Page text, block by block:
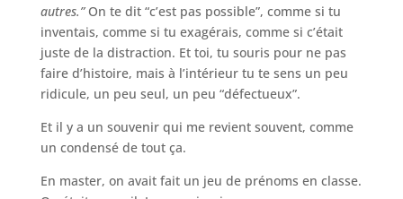
autres.”On te dit “c’est pas possible”, comme si tu
inventais, comme si tu exagérais, comme si c’était
juste de la distraction. Et toi, tu souris pour ne pas
faire d’histoire, mais à l’intérieur tu te sens un peu
ridicule, un peu seul, un peu “défectueux”.
Et il y a un souvenir qui me revient souvent, comme
un condensé de tout ça.
En master, on avait fait un jeu de prénoms en classe.